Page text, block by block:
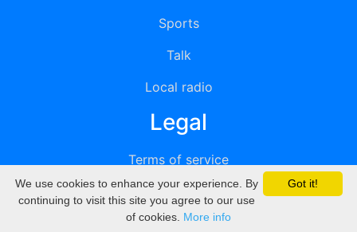
Sports
Talk
Local radio
Legal
Terms of service
Privacy
DMCA
Got it!
We use cookies to enhance your experience. By
continuing to visit this site you agree to our use
of cookies. More info